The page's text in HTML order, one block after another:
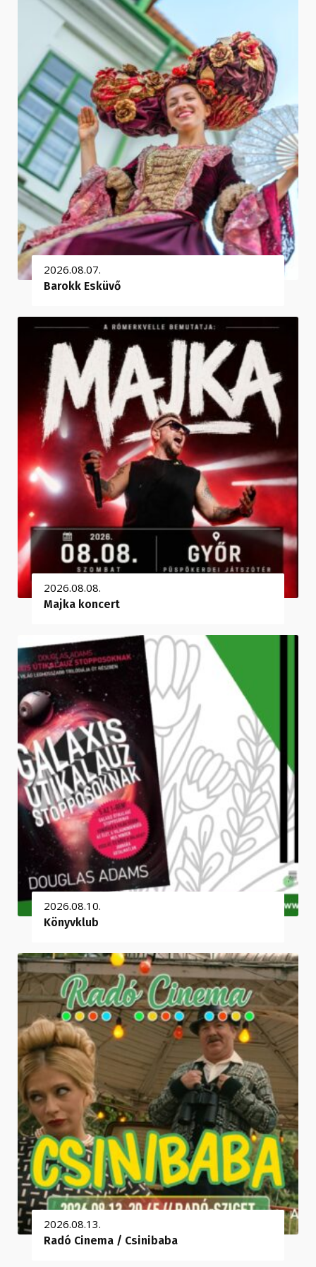
2026.08.07.
Barokk Esküvő
2026.08.08.
Majka koncert
2026.08.10.
Könyvklub
2026.08.13.
Radó Cinema / Csinibaba